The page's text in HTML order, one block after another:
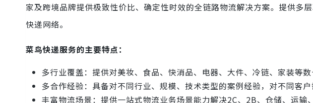
家及跨境品牌提供极致性价比、确定性时效的全链路物流解决方案。提供多
快递网络。
菜鸟快递服务的主要特点：
多行业覆盖：提供对美妆、食品、快消品、电器、大件、冷链、家装等数
多合作经验：具备对不同行业、规模、技术类型的案例经验，对不同客户
丰富物流场景：提供一站式物流业务场景能力解决2C、2B、仓储、运输